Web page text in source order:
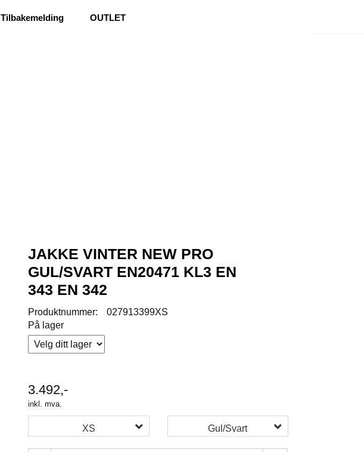
Tilbakemelding OUTLET
JAKKE VINTER NEW PRO
GUL/SVART EN20471 KL3 EN
343 EN 342
Produktnummer:
027913399XS
På lager
3.492,-
inkl. mva.
XS Gul/Svart